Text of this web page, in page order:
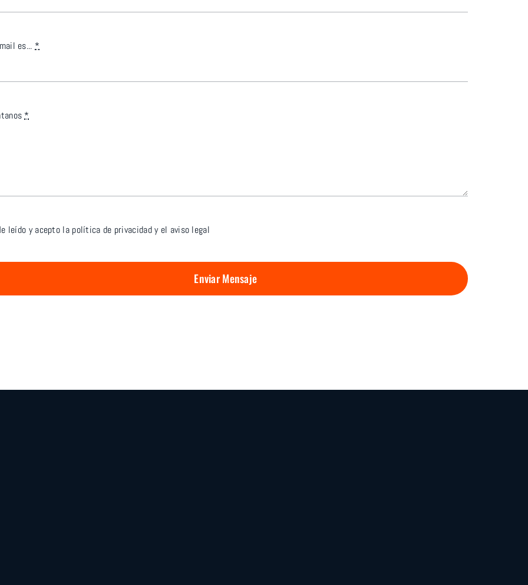
es... *
*
leído y acepto la política de privacidady el aviso legal
Enviar Mensaje